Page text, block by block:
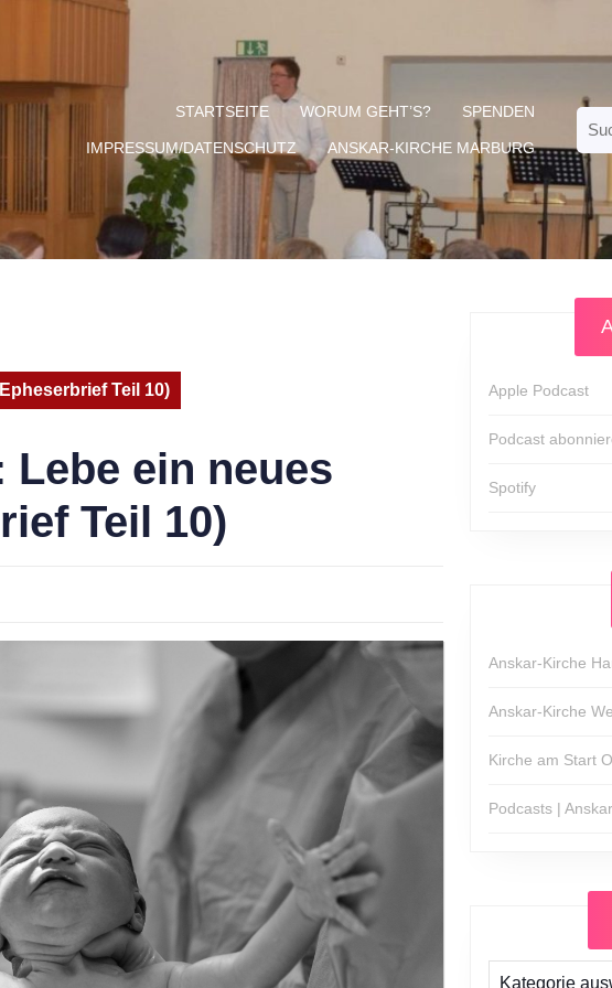
STARTSEITE WORUM GEHT’S? SPENDEN
IMPRESSUM/DATENSCHUTZ ANSKAR-KIRCHE MARBURG
for:
Teil 10)
ein neues
Teil 10)
Apple Podcast
Podcast
Spotify
Anskar-Kirche
Anskar-Kirche
Kirche am Start
Podcasts |
Prediger